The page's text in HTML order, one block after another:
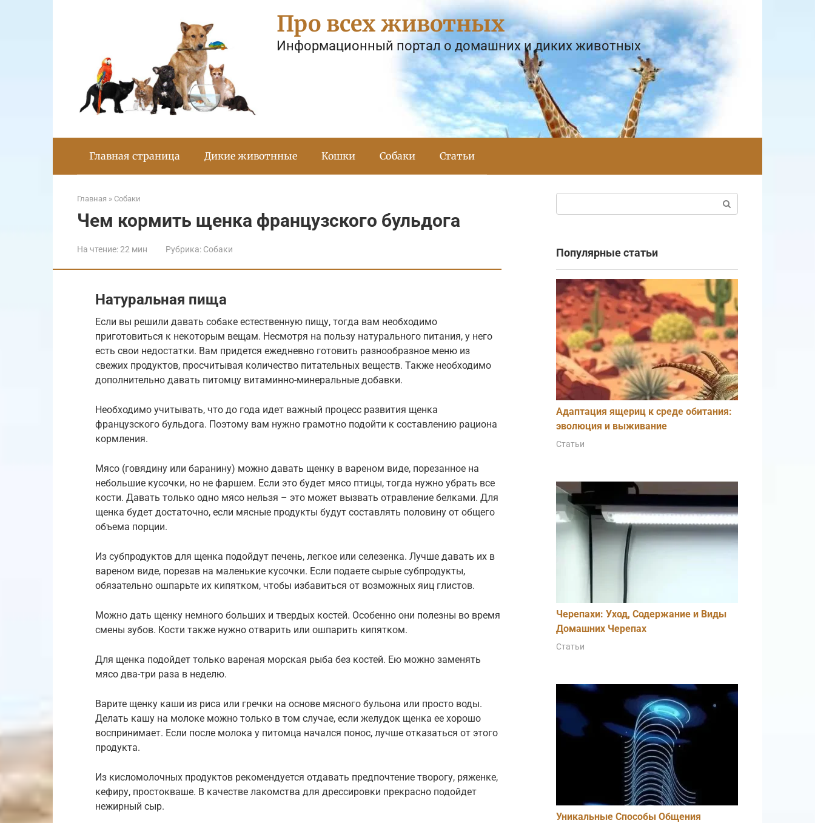
Про всех животных
Информационный портал о домашних и диких животных
Главная страница Дикие животнные Кошки Собаки Статьи
Главная » Собаки
Чем кормить щенка французского бульдога
На чтение:22 мин Рубрика: Собаки
Натуральная пища
Если вы решили давать собаке естественную пищу, тогда вам необходимо
приготовиться к некоторым вещам. Несмотря на пользу натурального питания, у него
есть свои недостатки. Вам придется ежедневно готовить разнообразное меню из
свежих продуктов, просчитывая количество питательных веществ. Также необходимо
дополнительно давать питомцу витаминно-минеральные добавки.
Необходимо учитывать, что до года идет важный процесс развития щенка
французского бульдога. Поэтому вам нужно грамотно подойти к составлению рациона
кормления.
Мясо (говядину или баранину) можно давать щенку в вареном виде, порезанное на
небольшие кусочки, но не фаршем. Если это будет мясо птицы, тогда нужно убрать все
кости. Давать только одно мясо нельзя – это может вызвать отравление белками. Для
щенка будет достаточно, если мясные продукты будут составлять половину от общего
объема порции.
Из субпродуктов для щенка подойдут печень, легкое или селезенка. Лучше давать их в
вареном виде, порезав на маленькие кусочки. Если подаете сырые субпродукты,
обязательно ошпарьте их кипятком, чтобы избавиться от возможных яиц глистов.
Можно дать щенку немного больших и твердых костей. Особенно они полезны во время
смены зубов. Кости также нужно отварить или ошпарить кипятком.
Для щенка подойдет только вареная морская рыба без костей. Ею можно заменять
мясо два-три раза в неделю.
Варите щенку каши из риса или гречки на основе мясного бульона или просто воды.
Делать кашу на молоке можно только в том случае, если желудок щенка ее хорошо
воспринимает. Если после молока у питомца начался понос, лучше отказаться от этого
продукта.
Из кисломолочных продуктов рекомендуется отдавать предпочтение творогу, ряженке,
кефиру, простокваше. В качестве лакомства для дрессировки прекрасно подойдет
нежирный сыр.
Популярные статьи
Адаптация ящериц к среде обитания:
эволюция и выживание
Статьи
Черепахи: Уход, Содержание и Виды
Домашних Черепах
Статьи
Уникальные Способы Общения